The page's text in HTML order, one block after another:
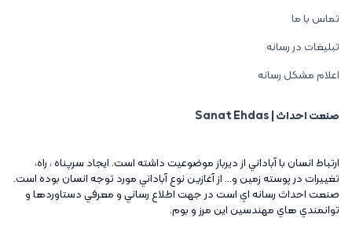
تماس با ما
تبلیغات در رسانه
اعلام مشکل رسانه
صنعت احداث | Sanat Ehdas
ارتباط انسان با آباداني از ديرباز موضوعيت داشته است. ايجاد سرپناه ، راه،
تغييرات در پوسته زمين و... از آغازين نوع آباداني مورد توجه انسان بوده است.
صنعت احداث رسانه اي است در جهت اطلاع رساني و معرفي دستاوردها و
توانمندي هاي مهندسين اين مرز و بوم.